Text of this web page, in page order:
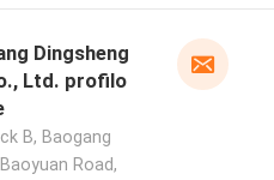
Dingsheng
Ltd. profilo
B, Baogang
Road,